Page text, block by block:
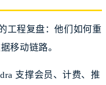
工程复盘：他们如何重
移动链路。
支撑会员、计费、推